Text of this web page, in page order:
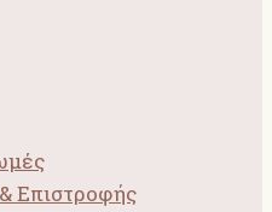
Επιστροφής